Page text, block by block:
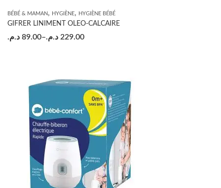
BÉBÉ & MAMAN, HYGIÈNE, HYGIÈNE BÉBÉ
GIFRER LINIMENT OLEO-CALCAIRE
89.00 د.م. – 229.00 د.م.